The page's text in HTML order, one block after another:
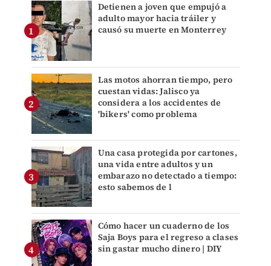
Detienen a joven que empujó a
adulto mayor hacia tráiler y
causó su muerte en Monterrey
Las motos ahorran tiempo, pero
cuestan vidas: Jalisco ya
considera a los accidentes de
'bikers' como problema
Una casa protegida por cartones,
una vida entre adultos y un
embarazo no detectado a tiempo:
esto sabemos de l
Cómo hacer un cuaderno de los
Saja Boys para el regreso a clases
sin gastar mucho dinero | DIY